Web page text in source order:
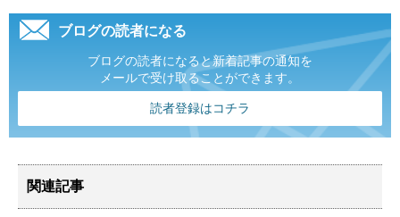
ブログの読者になる
ブログの読者になると新着記事の通知を
メールで受け取ることができます。
読者登録はコチラ
関連記事